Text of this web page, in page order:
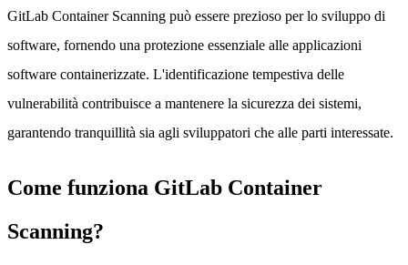
GitLab Container Scanning può essere prezioso per lo sviluppo di
software, fornendo una protezione essenziale alle applicazioni
software containerizzate. L'identificazione tempestiva delle
vulnerabilità contribuisce a mantenere la sicurezza dei sistemi,
garantendo tranquillità sia agli sviluppatori che alle parti interessate.
Come funziona GitLab Container
Scanning?